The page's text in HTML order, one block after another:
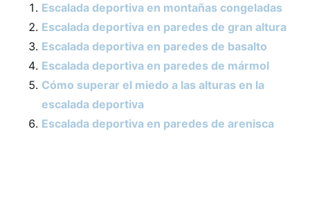
Escalada deportiva en montañas congeladas
Escalada deportiva en paredes de gran altura
Escalada deportiva en paredes de basalto
Escalada deportiva en paredes de mármol
Cómo superar el miedo a las alturas en la
escalada deportiva
Escalada deportiva en paredes de arenisca